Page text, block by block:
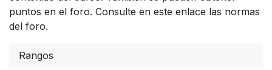
puntos en el foro. Consulte en este enlace las normas
del foro.
Rangos